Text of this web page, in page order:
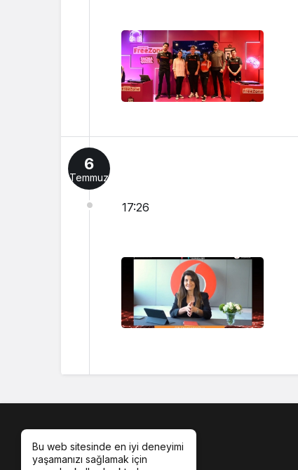
6
Temmuz
17:26
Bu web sitesinde en iyi deneyimi
yaşamanızı sağlamak için